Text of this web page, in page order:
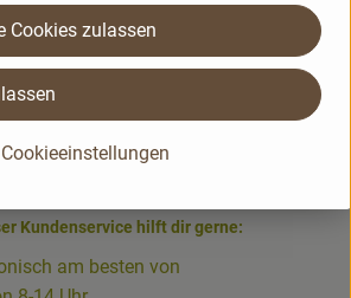
Kundenservice hilft dir gerne:
am besten von
Cookieeinstellungen
Cookies zulassen